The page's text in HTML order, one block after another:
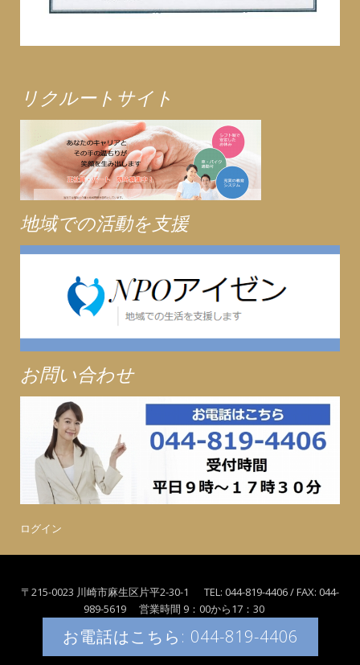
リクルートサイト
地域での活動を支援
お問い合わせ
ログイン
〒215-0023 川崎市麻生区片平2-30-1 TEL: 044-819-4406 / FAX: 044-
989-5619 営業時間 9：00から17：30
お電話はこちら: 044-819-4406